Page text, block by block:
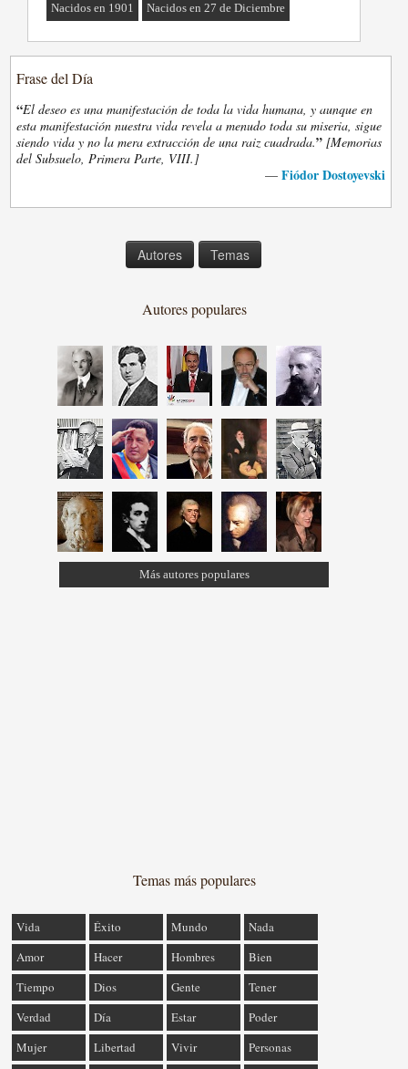
Nacidos en 1901 Nacidos en 27 de Diciembre
Frase del Día
“El deseo es una manifestación de toda la vida humana, y aunque en
esta manifestación nuestra vida revela a menudo toda su miseria, sigue
siendo vida y no la mera extracción de una raiz cuadrada.” [Memorias
del Subsuelo, Primera Parte, VIII.]
— Fiódor Dostoyevski
Autores Temas
Autores populares
Más autores populares
Temas más populares
Vida Éxito Mundo
Nada
Amor
Hacer Hombres
Bien
Tiempo
Dios Gente
Tener
Verdad
Día Estar
Poder
Mujer
Libertad Vivir Personas